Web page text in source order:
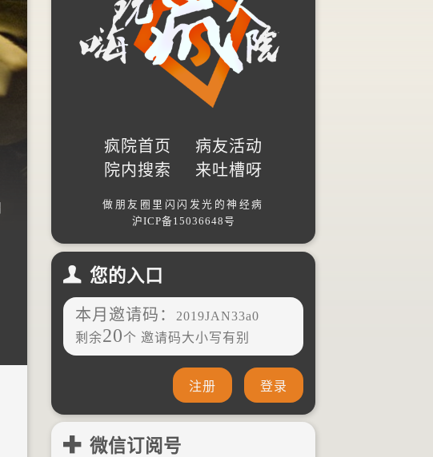
疯院首页
院内搜索
病友活动
来吐槽呀
做朋友圈里闪闪发光的神经病
沪ICP备15036648号
您的入口
本月邀请码：
2019JAN33a0
剩余20个 邀请码大小写有别
登录
注册
微信订阅号